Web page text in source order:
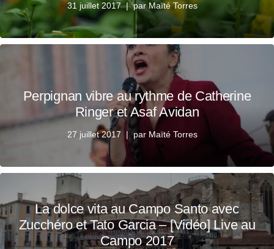
31 juillet 2017 parMaïté Torres
Perpignan vibre au rythme de Catherine
Ringer et Asaf Avidan
27 juillet 2017 par Maïté Torres
La dolce vita au Campo Santo avec
Zucchéro et Tato Garcia – [Vidéo] Live au
Campo 2017